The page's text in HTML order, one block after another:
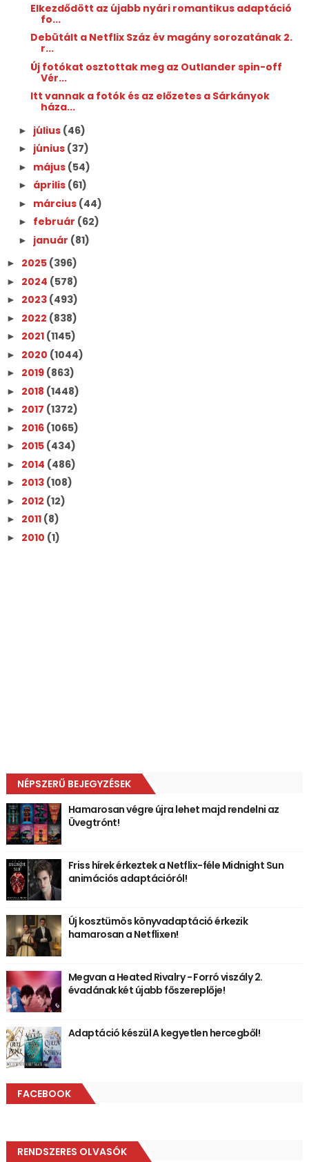
Elkezdődött az újabb nyári romantikus adaptáció
fo...
Debütált a Netflix Száz év magány sorozatának 2.
r...
Új fotókat osztottak meg az Outlander spin-off
Vér...
Itt vannak a fotók és az előzetes a Sárkányok
háza...
► július (46)
► június (37)
► május (54)
► április (61)
► március (44)
► február (62)
► január (81)
► 2025 (396)
► 2024 (578)
► 2023 (493)
► 2022 (838)
► 2021 (1145)
► 2020 (1044)
► 2019 (863)
► 2018 (1448)
► 2017 (1372)
► 2016 (1065)
► 2015 (434)
► 2014 (486)
► 2013 (108)
► 2012 (12)
► 2011 (8)
► 2010 (1)
NÉPSZERŰ BEJEGYZÉSEK
Hamarosan végre újra lehet majd rendelni az
Üvegtrónt!
Friss hírek érkeztek a Netflix-féle Midnight Sun
animációs adaptációról!
Új kosztümös könyvadaptáció érkezik
hamarosan a Netflixen!
Megvan a Heated Rivalry - Forró viszály 2.
évadának két újabb főszereplője!
Adaptáció készül A kegyetlen hercegből!
FACEBOOK
RENDSZERES OLVASÓK